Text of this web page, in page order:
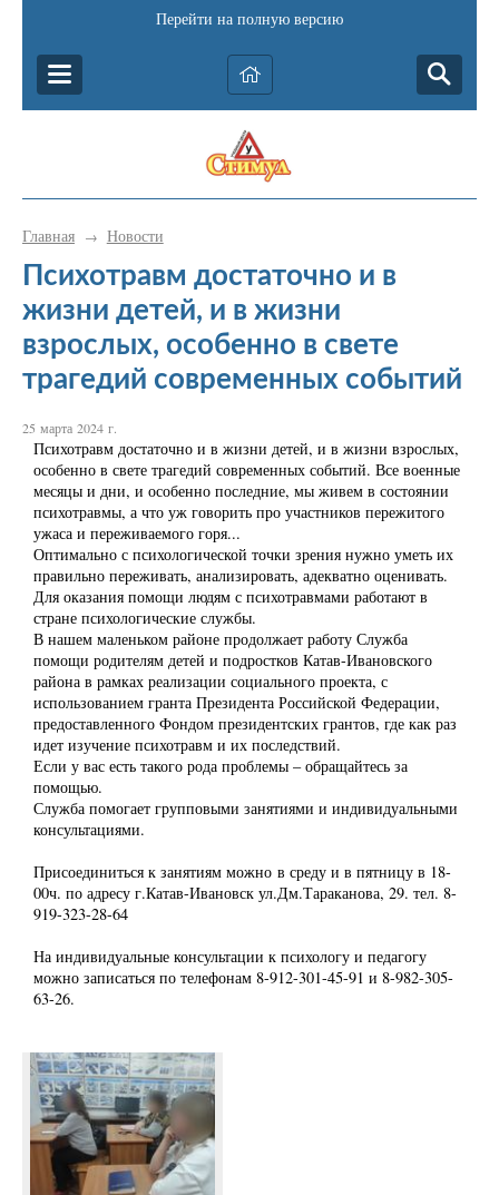
Перейти на полную версию
Главная → Новости
Психотравм достаточно и в
жизни детей, и в жизни
взрослых, особенно в свете
трагедий современных событий
25 марта 2024 г.
Психотравм достаточно и в жизни детей, и в жизни взрослых,
особенно в свете трагедий современных событий. Все военные
месяцы и дни, и особенно последние, мы живем в состоянии
психотравмы, а что уж говорить про участников пережитого
ужаса и переживаемого горя...
Оптимально с психологической точки зрения нужно уметь их
правильно переживать, анализировать, адекватно оценивать.
Для оказания помощи людям с психотравмами работают в
стране психологические службы.
В нашем маленьком районе продолжает работу Служба
помощи родителям детей и подростков Катав-Ивановского
района в рамках реализации социального проекта, с
использованием гранта Президента Российской Федерации,
предоставленного Фондом президентских грантов, где как раз
идет изучение психотравм и их последствий.
Если у вас есть такого рода проблемы – обращайтесь за
помощью.
Служба помогает групповыми занятиями и индивидуальными
консультациями.
Присоединиться к занятиям можно в среду и в пятницу в 18-
00ч. по адресу г.Катав-Ивановск ул.Дм.Тараканова, 29. тел. 8-
919-323-28-64
На индивидуальные консультации к психологу и педагогу
можно записаться по телефонам 8-912-301-45-91 и 8-982-305-
63-26.